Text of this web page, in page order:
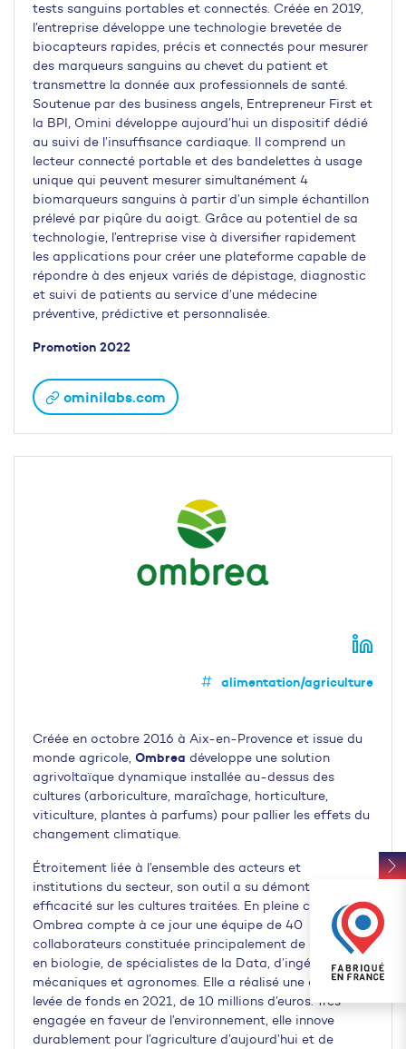
tests sanguins portables et connectés. Créée en 2019,
l’entreprise développe une technologie brevetée de
biocapteurs rapides, précis et connectés pour mesurer
des marqueurs sanguins au chevet du patient et
transmettre la donnée aux professionnels de santé.
Soutenue par des business angels, Entrepreneur First et
la BPI, Omini développe aujourd’hui un dispositif dédié
au suivi de l’insuffisance cardiaque. Il comprend un
lecteur connecté portable et des bandelettes à usage
unique qui peuvent mesurer simultanément 4
biomarqueurs sanguins à partir d’un simple échantillon
prélevé par piqûre du aoigt. Grâce au potentiel de sa
technologie, l’entreprise vise à diversifier rapidement
les applications pour créer une plateforme capable de
répondre à des enjeux variés de dépistage, diagnostic
et suivi de patients au service d’une médecine
préventive, prédictive et personnalisée.
Promotion 2022
ominilabs.com
alimentation/agriculture
Créée en octobre 2016 à Aix-en-Provence et issue du
monde agricole, Ombrea développe une solution
agrivoltaïque dynamique installée au-dessus des
cultures (arboriculture, maraîchage, horticulture,
viticulture, plantes à parfums) pour pallier les effets du
changement climatique.
Étroitement liée à l’ensemble des acteurs et
institutions du secteur, son outil a su démontrer une
efficacité sur les cultures traitées. En pleine croissance,
Ombrea compte à ce jour une équipe de 40
collaborateurs constituée principalement de docteurs
en biologie, de spécialistes de la Data, d’ingénieurs
mécaniques et agronomes. Elle a réalisé une deuxième
levée de fonds en 2021, de 10 millions d’euros. Très
engagée en faveur de l’environnement, elle innove
durablement pour l’agriculture d’aujourd’hui et de